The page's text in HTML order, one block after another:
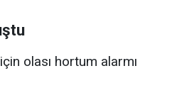
olası hortum alarmı